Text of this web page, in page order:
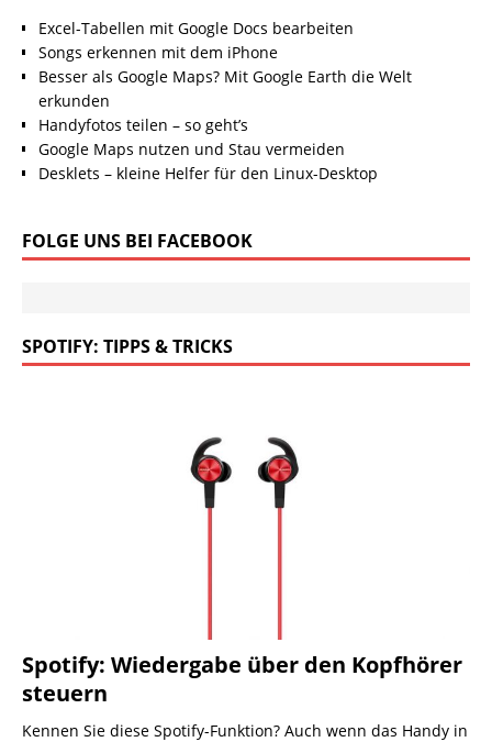
Excel-Tabellen mit Google Docs bearbeiten
Songs erkennen mit dem iPhone
Besser als Google Maps? Mit Google Earth die Welt
erkunden
Handyfotos teilen – so geht’s
Google Maps nutzen und Stau vermeiden
Desklets – kleine Helfer für den Linux-Desktop
FOLGE UNS BEI FACEBOOK
SPOTIFY: TIPPS & TRICKS
Spotify: Wiedergabe über den Kopfhörer
steuern
Kennen Sie diese Spotify-Funktion? Auch wenn das Handy in